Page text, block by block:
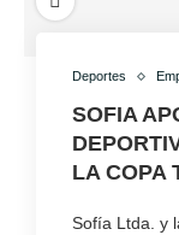
Deportes
SOFIA
LA COPA
Sofía Ltda. y